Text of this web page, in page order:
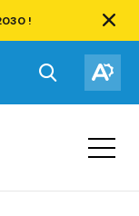
!
barre
Ouvrir
la
recherche.
la
Ouvrir
la